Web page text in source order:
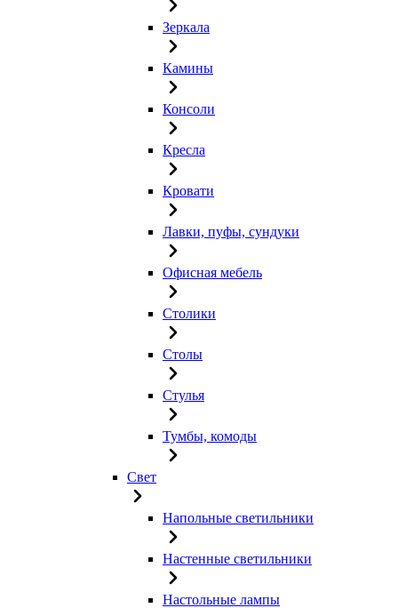
Зеркала
Камины
Консоли
Кресла
Кровати
Лавки, пуфы, сундуки
Офисная мебель
Столики
Столы
Стулья
Тумбы, комоды
Свет
Напольные светильники
Настенные светильники
Настольные лампы